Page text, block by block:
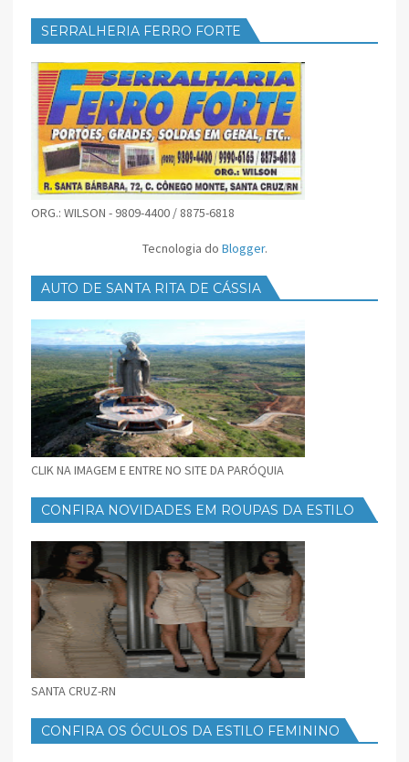
SERRALHERIA FERRO FORTE
ORG.: WILSON - 9809-4400 / 8875-6818
Tecnologia do Blogger.
AUTO DE SANTA RITA DE CÁSSIA
CLIK NA IMAGEM E ENTRE NO SITE DA PARÓQUIA
CONFIRA NOVIDADES EM ROUPAS DA ESTILO
SANTA CRUZ-RN
CONFIRA OS ÓCULOS DA ESTILO FEMININO